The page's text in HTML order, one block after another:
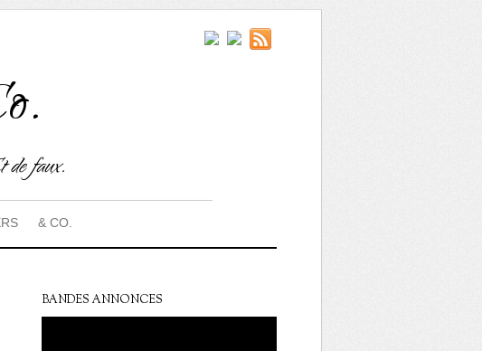
de faux.
& CO.
BANDES ANNONCES